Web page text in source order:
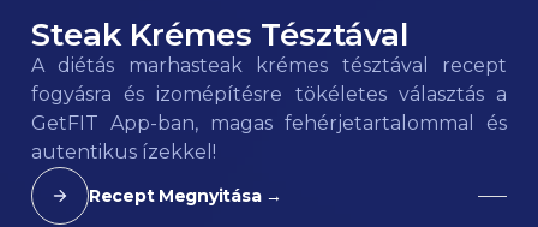
180kcal
Steak Krémes Tésztával
A diétás marhasteak krémes tésztával recept
fogyásra és izomépítésre tökéletes választás a
GetFIT App-ban, magas fehérjetartalommal és
autentikus ízekkel!
Recept Megnyitása →